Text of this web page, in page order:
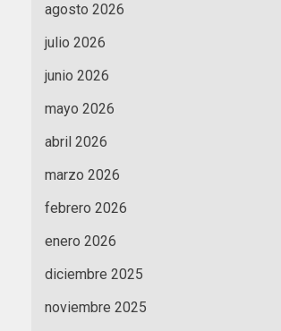
agosto 2026
julio 2026
junio 2026
mayo 2026
abril 2026
marzo 2026
febrero 2026
enero 2026
diciembre 2025
noviembre 2025